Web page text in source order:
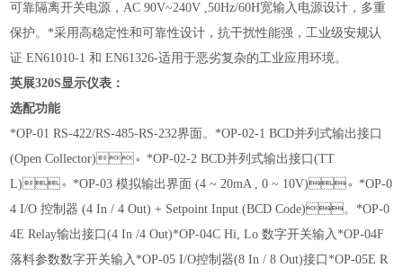
可靠隔离开关电源，AC 90V~240V ,50Hz/60H宽输入电源设计，多重
保护。 *采用高稳定性和可靠性设计，抗干扰性能强，工业级安规认
证 EN61010-1 和 EN61326-适用于恶劣复杂的工业应用环境。
英展320S显示仪表 ：
选配功能
*OP-01 RS-422/RS-485-RS-232界面。 *OP-02-1 BCD并列式输出接口
(Open Collector)。 *OP-02-2 BCD并列式输出接口(TT
L)。 *OP-03 模拟输出界面 (4 ~ 20mA , 0 ~ 10V)。 *OP-0
4 I/O 控制器 (4 In / 4 Out) + Setpoint Input (BCD Code)。 *OP-0
4E Relay输出接口(4 In /4 Out)*OP-04C Hi, Lo 数字开关输入 *OP-04F
落料参数数字开关输入 *OP-05 I/O控制器(8 In / 8 Out)接口 *OP-05E R